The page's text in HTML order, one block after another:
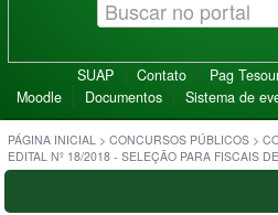
SUAP Contato Pag
Moodle
Documentos Sistema de
PÁGINA INICIAL > CONCURSOS PÚBLICOS >
EDITAL Nº 18/2018 - SELEÇÃO PARA FISCAIS